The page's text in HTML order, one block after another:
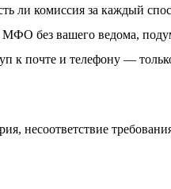
ли комиссия за каждый
МФО без вашего ведома,
к почте и телефону —
несоответствие